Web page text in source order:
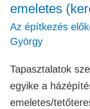
emeletes
Az építkezés
György
Tapasztalatok
egyike a
emeletes/